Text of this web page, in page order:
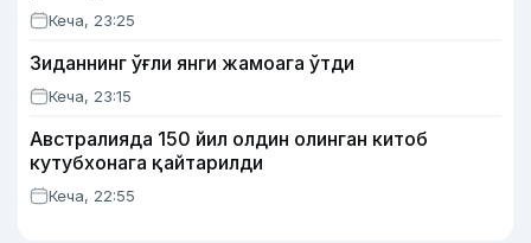
Кеча, 23:25
Зиданнинг ўғли янги жамоага ўтди
Кеча, 23:15
Австралияда 150 йил олдин олинган китоб
кутубхонага қайтарилди
Кеча, 22:55